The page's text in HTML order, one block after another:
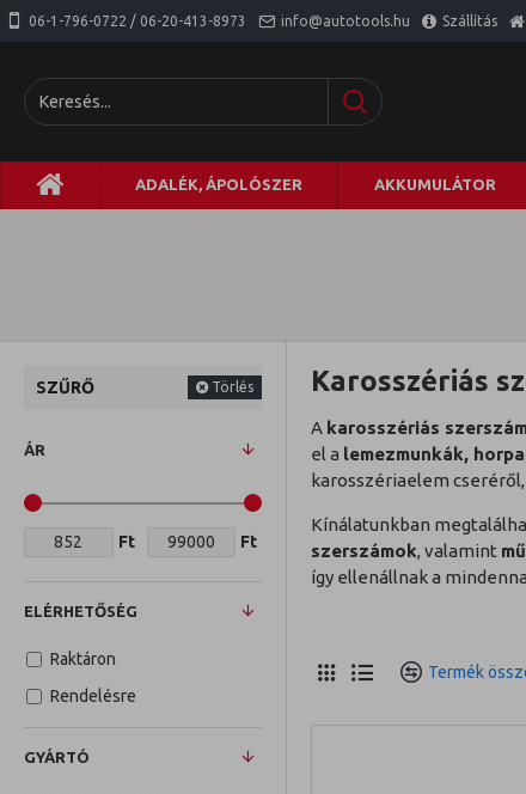
06-1-796-0722 / 06-20-413-8973 info@autotools.hu Szállítás
ADALÉK, ÁPOLÓSZER AKKUMULÁTOR
SZŰRŐ Törlés
ÁR
Ft Ft
GYÁRTÓ
ELÉRHETŐSÉG
Raktáron
Rendelésre
Karosszériás
A karosszériás
el a lemezmunkák,
karosszériaelem
Kínálatunkban
szerszámok, valamint
így ellenállnak a
Termék